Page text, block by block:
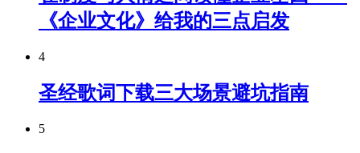
《企业文化》给我的三点启发
4
圣经歌词下载三大场景避坑指南
5